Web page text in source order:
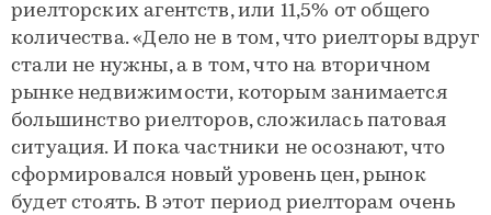
риелторских агентств, или 11,5% от общего
количества. «Дело не в том, что риелторы вдруг
стали не нужны, а в том, что на вторичном
рынке недвижимости, которым занимается
большинство риелторов, сложилась патовая
ситуация. И пока частники не осознают, что
сформировался новый уровень цен, рынок
будет стоять. В этот период риелторам очень